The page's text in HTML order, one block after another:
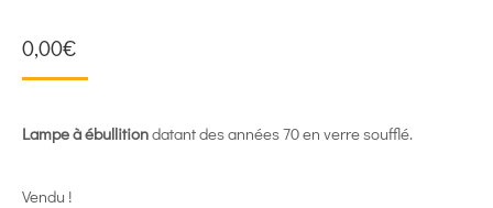
0,00€
Lampe à ébullitiondatant des années 70 en verre soufflé.
Vendu !